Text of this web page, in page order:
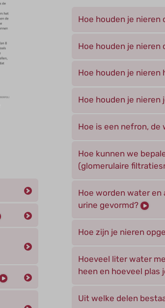
Hoe houden je nieren
Hoe houden je nieren
Hoe houden je
Hoe houden je nieren
Hoe is een nefron, de
Hoe kunnen we
(glomerulaire
Hoe worden water
urine gevormd?
Hoe zijn je nieren
Hoeveel liter water
heen en hoeveel plas
Uit welke delen